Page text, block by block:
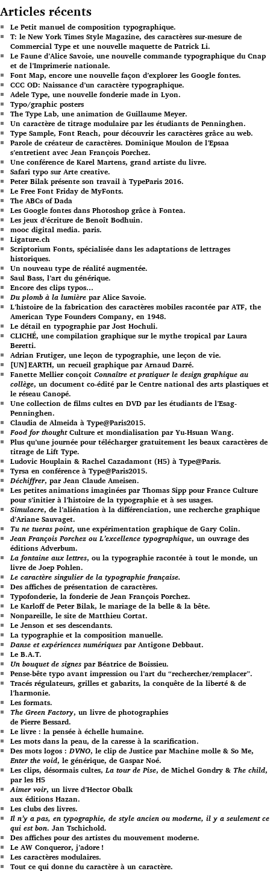
Articles récents
Le Petit manuel de composition typographique.
T: le New York Times Style Magazine, des caractères sur-mesure de
Commercial Type et une nouvelle maquette de Patrick Li.
Le Faune d’Alice Savoie, une nouvelle commande typographique du Cnap
et de l’Imprimerie nationale.
Font Map, encore une nouvelle façon d’explorer les Google fontes.
CCC OD: Naissance d’un caractère typographique.
Adele Type, une nouvelle fonderie made in Lyon.
Typo/graphic posters
The Type Lab, une animation de Guillaume Meyer.
Un caractère de titrage modulaire par les étudiants de Penninghen.
Type Sample, Font Reach, pour découvrir les caractères grâce au web.
Parole de créateur de caractères. Dominique Moulon de l’Epsaa
s’entretient avec Jean François Porchez.
Une conférence de Karel Martens, grand artiste du livre.
Safari typo sur Arte creative.
Peter Bilak présente son travail à TypeParis 2016.
Le Free Font Friday de MyFonts.
The ABCs of Dada
Les Google fontes dans Photoshop grâce à Fontea.
Les jeux d’écriture de Benoît Bodhuin.
mooc digital media. paris.
Ligature.ch
Scriptorium Fonts, spécialisée dans les adaptations de lettrages
historiques.
Un nouveau type de réalité augmentée.
Saul Bass, l’art du générique.
Encore des clips typos…
Du plomb à la lumière par Alice Savoie.
L’histoire de la fabrication des caractères mobiles racontée par ATF, the
American Type Founders Company, en 1948.
Le détail en typographie par Jost Hochuli.
CLICHÉ, une compilation graphique sur le mythe tropical par Laura
Beretti.
Adrian Frutiger, une leçon de typographie, une leçon de vie.
[UN]EARTH, un recueil graphique par Arnaud Darré.
Fanette Mellier conçoit Connaître et pratiquer le design graphique au
collège, un document co-édité par le Centre national des arts plastiques et
le réseau Canopé.
Une collection de films cultes en DVD par les étudiants de l’Esag-
Penninghen.
Claudia de Almeida à Type@Paris2015.
Food for thoughtCulture et mondialisation par Yu-Hsuan Wang.
Plus qu’une journée pour télécharger gratuitement les beaux caractères de
titrage de Lift Type.
Ludovic Houplain & Rachel Cazadamont (H5) à Type@Paris.
Tyrsa en conférence à Type@Paris2015.
Déchiffrer, par Jean Claude Ameisen.
Les petites animations imaginées par Thomas Sipp pour France Culture
pour s’initier à l’histoire de la typographie et à ses usages.
Simulacre, de l’aliénation à la différenciation, une recherche graphique
d’Ariane Sauvaget.
Tu ne tueras point, une expérimentation graphique de Gary Colin.
Jean François Porchez ou L’excellence typographique, un ouvrage des
éditions Adverbum.
La fontaine aux lettres, ou la typographie racontée à tout le monde, un
livre de Joep Pohlen.
Le caractère singulier de la typographie française.
Des affiches de présentation de caractères.
Typofonderie, la fonderie de Jean François Porchez.
Le Karloff de Peter Bilak, le mariage de la belle & la bête.
Nonpareille, le site de Matthieu Cortat.
Le Jenson et ses descendants.
La typographie et la composition manuelle.
Danse et expériences numériques par Antigone Debbaut.
Le B.A.T.
Un bouquet de signes par Béatrice de Boissieu.
Pense-bête typo avant impression ou l’art du “rechercher/remplacer”.
Tracés régulateurs, grilles et gabarits, la conquête de la liberté & de
l’harmonie.
Les formats.
The Green Factory, un livre de photographies
de Pierre Bessard.
Le livre : la pensée à échelle humaine.
Les mots dans la peau, de la caresse à la scarification.
Des mots logos :DVNO, le clip de Justice par Machine molle & So Me,
Enter the void, le générique, de Gaspar Noé.
Les clips, désormais cultes,La tour de Pise, de Michel Gondry & The child,
par les H5
Aimer voir, un livre d’Hector Obalk
aux éditions Hazan.
Les clubs des livres.
Il n’y a pas, en typographie, de style ancien ou moderne, il y a seulement ce
qui est bon. Jan Tschichold.
Des affiches pour des artistes du mouvement moderne.
Le AW Conqueror, j’adore !
Les caractères modulaires.
Tout ce qui donne du caractère à un caractère.